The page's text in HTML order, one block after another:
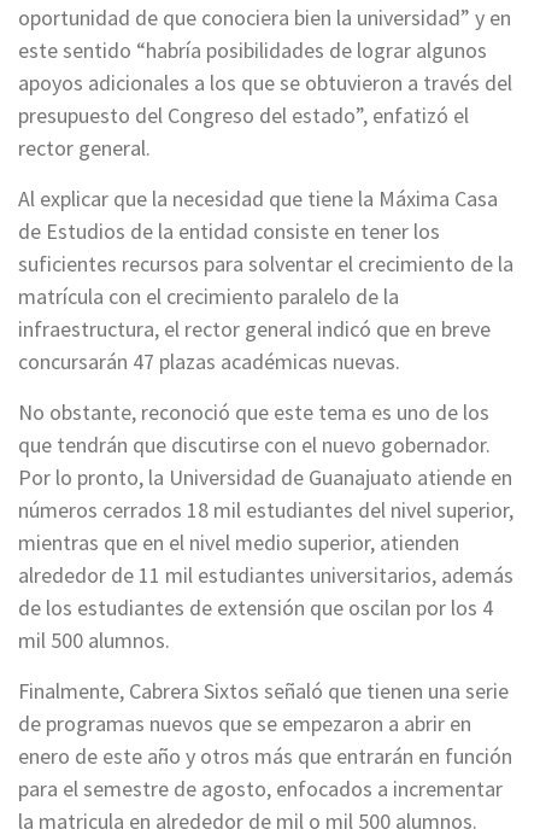
oportunidad de que conociera bien la universidad” y en
este sentido “habría posibilidades de lograr algunos
apoyos adicionales a los que se obtuvieron a través del
presupuesto del Congreso del estado”, enfatizó el
rector general.
Al explicar que la necesidad que tiene la Máxima Casa
de Estudios de la entidad consiste en tener los
suficientes recursos para solventar el crecimiento de la
matrícula con el crecimiento paralelo de la
infraestructura, el rector general indicó que en breve
concursarán 47 plazas académicas nuevas.
No obstante, reconoció que este tema es uno de los
que tendrán que discutirse con el nuevo gobernador.
Por lo pronto, la Universidad de Guanajuato atiende en
números cerrados 18 mil estudiantes del nivel superior,
mientras que en el nivel medio superior, atienden
alrededor de 11 mil estudiantes universitarios, además
de los estudiantes de extensión que oscilan por los 4
mil 500 alumnos.
Finalmente, Cabrera Sixtos señaló que tienen una serie
de programas nuevos que se empezaron a abrir en
enero de este año y otros más que entrarán en función
para el semestre de agosto, enfocados a incrementar
la matricula en alrededor de mil o mil 500 alumnos.